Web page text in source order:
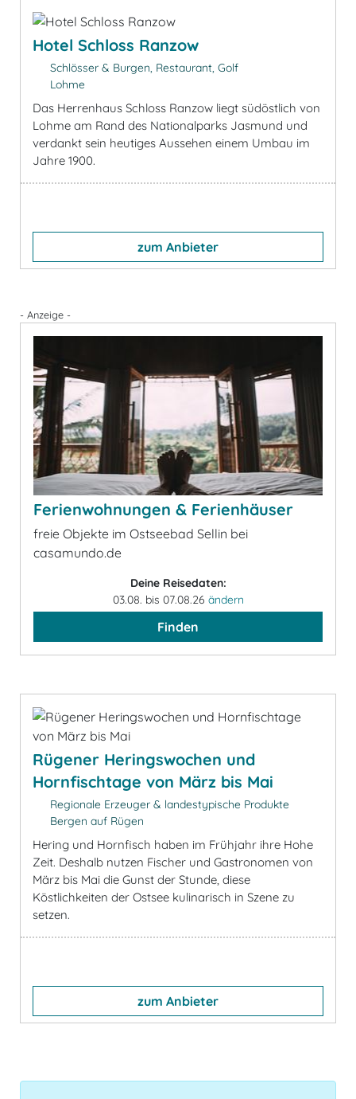
Hotel Schloss Ranzow
Schlösser & Burgen, Restaurant, Golf
Lohme
Das Herrenhaus Schloss Ranzow liegt südöstlich von
Lohme am Rand des Nationalparks Jasmund und
verdankt sein heutiges Aussehen einem Umbau im
Jahre 1900.
zum Anbieter
- Anzeige -
Ferienwohnungen & Ferienhäuser
freie Objekte im Ostseebad Sellin bei
casamundo.de
Deine Reisedaten:
03.08. bis 07.08.26 ändern
Finden
Rügener Heringswochen und
Hornfischtage von März bis Mai
Regionale Erzeuger & landestypische Produkte
Bergen auf Rügen
Hering und Hornfisch haben im Frühjahr ihre Hohe
Zeit. Deshalb nutzen Fischer und Gastronomen von
März bis Mai die Gunst der Stunde, diese
Köstlichkeiten der Ostsee kulinarisch in Szene zu
setzen.
zum Anbieter